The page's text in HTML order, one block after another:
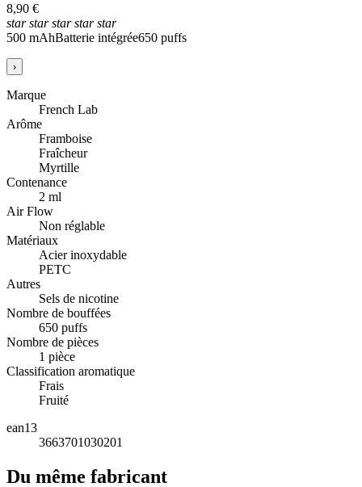
8,90 €
starstarstarstarstar
500 mAhBatterie intégrée650 puffs
›
Marque
French Lab
Arôme
Framboise
Fraîcheur
Myrtille
Contenance
2 ml
Air Flow
Non réglable
Matériaux
Acier inoxydable
PETC
Autres
Sels de nicotine
Nombre de bouffées
650 puffs
Nombre de pièces
1 pièce
Classification aromatique
Frais
Fruité
ean13
3663701030201
Du même fabricant